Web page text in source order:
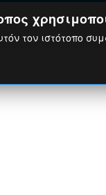
τον ιστότοπο